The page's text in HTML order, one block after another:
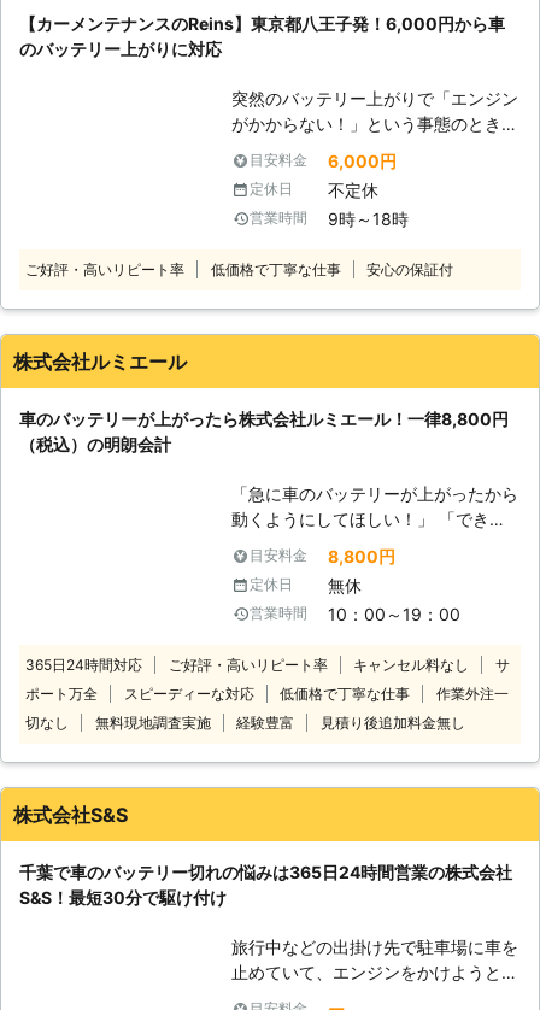
って動かなくなってしまいます。
できます 車のバッテリーが上がって
しまったことに気づくのは、車を運転
しようとしたけれどうんともすんとも
動かないときです。実際に運転をしよ
うとしたその瞬間に気が付くので、時
間的に余裕がないことも多いでしょ
社クイックキャット」の出番です！弊
社は、24時間365日対応していま
す。毎日いつでもお客様のご依頼に備
らご連絡があったときに迅速に駆けつ
けることができるのです。 また最短
30分で対応できるので、バッテリー
らせることが可能です。お客様がすぐ
にでも運転ができる状況になるように
努めさせていただきますので、車のバ
ッテリーが上がった時はぜひ弊社をご
利用くださいませ。
【カーメンテナンスのReins】東京都八王子発！6,000円から車
のバッテリー上がりに対応
突然のバッテリー上がりで「エンジン
がかからない！」という事態のとき、
頼れる業者を知っていると安心です。
普段は車の出張点検やクリーニングを
おこなうReinsですが、都内から神奈
川・埼玉まで車のバッテリー上がりに
ご連絡ください！ ●バッテリー上が
りやすいです。エンジンが動かず困っ
（ジャンプスタート）をおこないま
す！ご相談から受け付けていますので
「これってバッテリー上がり？」とい
うときはご連絡ください。 ●対応地
域は出張費無料！6,000円から対応
神奈川・埼玉・山梨（一部）まで対応
しており、出張費無料です。 車のバ
ッテリー上がり対処は6,000円から対
応していますので「料金の目安がなく
点検や車内・外のクリーニングを承っ
の調子が悪いから、うちまで点検に来
てくれないかな」そんなときはお任せ
目安料金 6,000円
定休日 不定休
営業時間 9時～18時
ご好評・高いリピート率 低価格で丁寧な仕事 安心の保証付
株式会社ルミエール
車のバッテリーが上がったら株式会社ルミエール！一律8,800円
（税込）の明朗会計
「急に車のバッテリーが上がったから
動くようにしてほしい！」 「できる
だけ安く・早くジャンプスタートして
くれる業者を探している」 そんなと
きは株式会社ルミエールにお任せくだ
さい！ 車が動かないお客様のもとに
ジンがかかるようお手伝い！突然のバ
ッテリー上がりでお困りのところを解
決します。 国産乗用車の対応のみに
費無料の一律8,800円（税込）でお客
よ！近郊エリアで車のバッテリー上が
りにお困りのときにはご連絡くださ
目安料金 8,800円
定休日 無休
営業時間 10：00～19：00
365日24時間対応 ご好評・高いリピート率 キャンセル料なし
サ
ポート万全
スピーディーな対応 低価格で丁寧な仕事
作業外注一
切なし
無料現地調査実施 経験豊富 見積り後追加料金無し
株式会社S&S
千葉で車のバッテリー切れの悩みは365日24時間営業の株式会社
S&S！最短30分で駆け付け
旅行中などの出掛け先で駐車場に車を
止めていて、エンジンをかけようとし
たときにエンジンがかからなくて焦っ